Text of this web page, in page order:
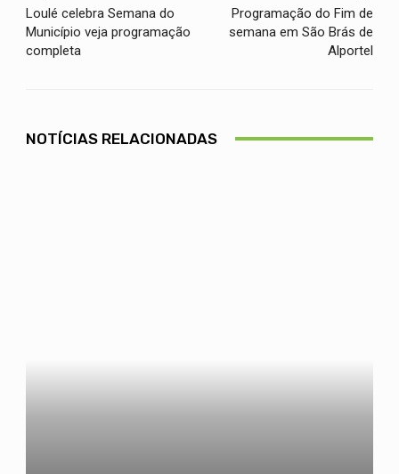
Loulé celebra Semana do
Município veja programação
completa
Programação do Fim de
semana em São Brás de
Alportel
NOTÍCIAS RELACIONADAS